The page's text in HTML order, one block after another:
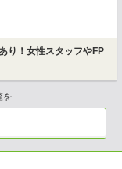
り！女性スタッフやFP
を